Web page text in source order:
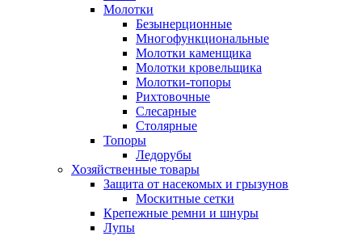
Молотки
Безынерционные
Многофункциональные
Молотки каменщика
Молотки кровельщика
Молотки-топоры
Рихтовочные
Слесарные
Столярные
Топоры
Ледорубы
Хозяйственные товары
Защита от насекомых и грызунов
Москитные сетки
Крепежные ремни и шнуры
Лупы